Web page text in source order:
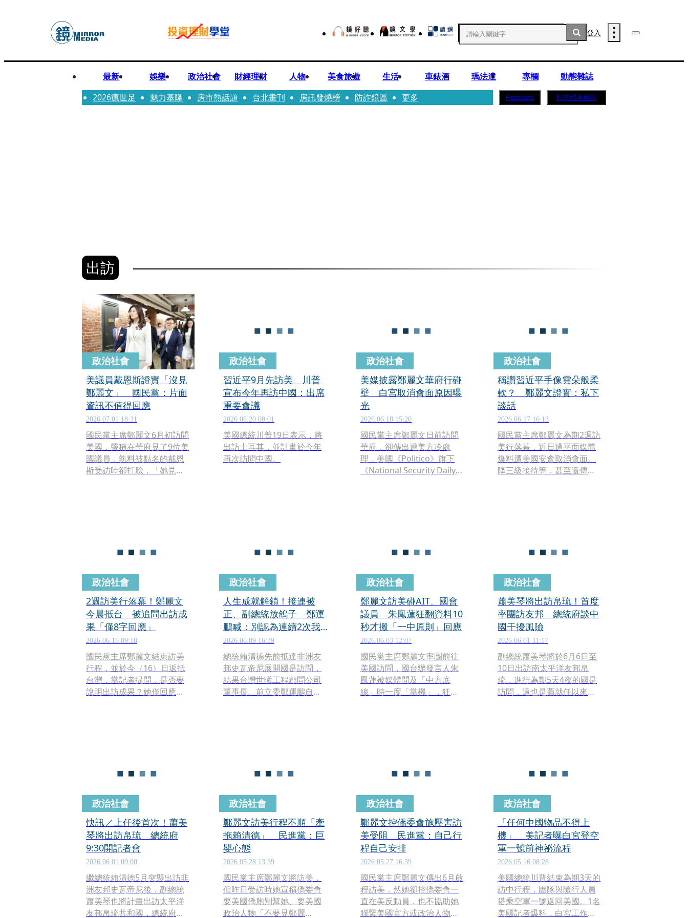
登入
最新 娛樂 政治社會 財經理財 人物 美食旅遊 生活 車錶酒 瑪法達 專欄
動態雜誌
2026瘋世足
魅力基隆 房市熱話題 台北畫刊 房訊發燒榜 防詐鏡區 更多 Podcasts 訂閱紙本雜誌
出訪
政治社會
美議員戴恩斯證實「沒見
鄭麗文」 國民黨：片面
資訊不值得回應
2026.07.01 18:31
國民黨主席鄭麗文6月初訪問
美國，聲稱在華府見了9位美
國議員，孰料被點名的戴恩
斯受訪時卻打臉，「她見的
政治社會
習近平9月先訪美 川普
宣布今年再訪中國：出席
重要會議
2026.06.20 08:01
美國總統川普19日表示，將
出訪土耳其，並計畫於今年
再次訪問中國。
政治社會
美媒披露鄭麗文華府行碰
壁 白宮取消會面原因曝
光
2026.06.18 15:20
國民黨主席鄭麗文日前訪問
華府，卻傳出遭美方冷處
理，美國《Politico》旗下
《National Security Daily》
麗文過去阻擋國防特別預算
會面資訊遭提前曝光，踩到
華府國安圈高度重視的互信
紅線。
政治社會
稱讚習近平手像雲朵般柔
軟？ 鄭麗文證實：私下
談話
2026.06.17 16:13
國民黨主席鄭麗文為期2週訪
美行落幕，近日遭平面媒體
爆料遭美國安會取消會面、
降三級接待等，甚至還傳出
人印象。
政治社會
2週訪美行落幕！鄭麗文
今晨抵台 被追問出訪成
果「僅8字回應」
2026.06.16 09:10
國民黨主席鄭麗文結束訪美
行程，並於今（16）日返抵
台灣，當記者提問，是否要
說明出訪成果？她僅回應，
政治社會
人生成就解鎖！接連被
正、副總統放鴿子 鄭運
鵬喊：別認為連續2次我
就會屈服
2026.06.09 16:39
總統賴清德先前抵達非洲友
邦史瓦帝尼展開國是訪問，
結果台灣世曦工程顧問公司
董事長、前立委鄭運鵬自爆
政治社會
鄭麗文訪美碰AIT、國會
議員 朱鳳蓮狂翻資料10
秒才搬「一中原則」回應
2026.06.03 12:07
國民黨主席鄭麗文率團前往
美國訪問，國台辦發言人朱
鳳蓮被媒體問及「中方底
線」時一度「當機」，狂翻
政治社會
蕭美琴將出訪帛琉！首度
率團訪友邦 總統府談中
國干擾風險
2026.06.01 11:17
副總統蕭美琴將於6月6日至
10日出訪南太平洋友邦帛
琉，進行為期5天4夜的國是
訪問，這也是蕭就任以來首
有完整縝密的掌握。
政治社會
快訊／上任後首次！蕭美
琴將出訪帛琉 總統府
9:30開記者會
2026.06.01 09:00
繼總統賴清德5月突襲出訪非
洲友邦史瓦帝尼後，副總統
蕭美琴也將計畫出訪太平洋
友邦帛琉共和國，總統府預
政治社會
鄭麗文訪美行程不順「牽
拖賴清德」 民進黨：巨
嬰心態
2026.05.28 13:39
國民黨主席鄭麗文將訪美，
但昨日受訪時她宣稱僑委會
要美國僑胞別幫她、要美國
政治人物「不要見鄭麗
政治社會
鄭麗文控僑委會施壓害訪
美受阻 民進黨：自己行
程自己安排
2026.05.27 16:39
國民黨主席鄭麗文傳出6月啟
程訪美，然她卻控僑委會一
直在美反動員，也不協助她
聯繫美國官方或政治人物。
政治社會
「任何中國物品不得上
機」 美記者曝白宮登空
軍一號前神祕流程
2026.05.16 08:28
美國總統川普結束為期3天的
訪中行程，團隊與隨行人員
搭乘空軍一號返回美國。1名
美國記者爆料，白宮工作人